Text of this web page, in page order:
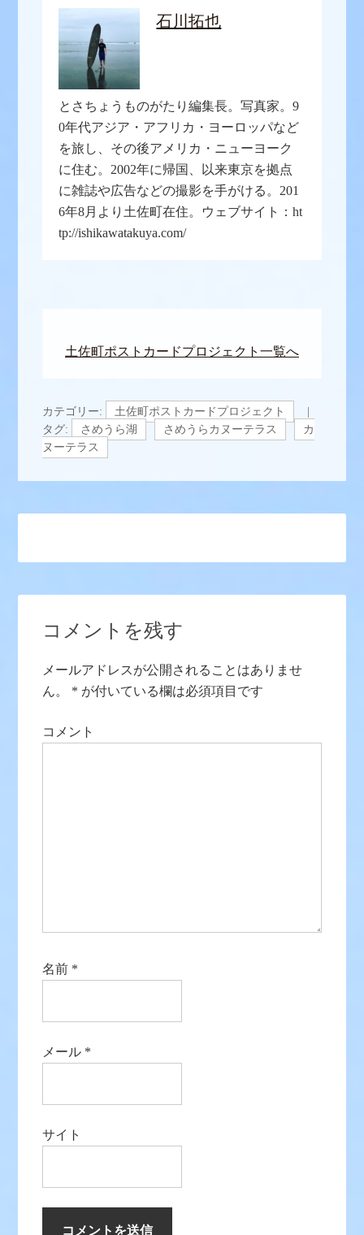
石川拓也
とさちょうものがたり編集長。写真家。9
0年代アジア・アフリカ・ヨーロッパなど
を旅し、その後アメリカ・ニューヨーク
に住む。2002年に帰国、以来東京を拠点
に雑誌や広告などの撮影を手がける。201
6年8月より土佐町在住。ウェブサイト：ht
tp://ishikawatakuya.com/
土佐町ポストカードプロジェクト一覧へ
カテゴリー:
土佐町ポストカードプロジェクト
タグ:
さめうら湖 さめうらカヌーテラス
カ
ヌーテラス
コメントを残す
メールアドレスが公開されることはありませ
ん。
* が付いている欄は必須項目です
コメント
名前 *
メール *
サイト